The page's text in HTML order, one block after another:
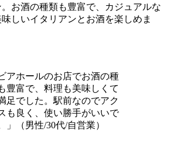
お酒の種類も豊富で、カジュアルな
しいイタリアンとお酒を楽しめま
ビアホールのお店でお酒の種
豊富で、料理も美味しくて
足でした。駅前なのでアク
も良く、使い勝手がいいで
」（男性/30代/自営業）